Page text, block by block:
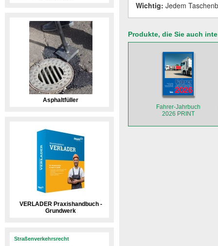
Asphaltfüller
VERLADER Praxishandbuch -
Grundwerk
Straßenverkehrsrecht
Wichtig: Jedem
Produkte, die Sie auch
Fahrer-Jahrbuch
2026 PRINT